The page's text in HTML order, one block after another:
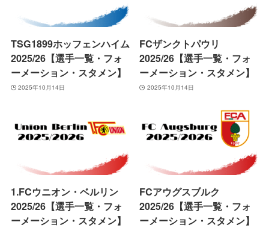
TSG1899ホッフェンハイム
2025/26【選手一覧・フォ
ーメーション・スタメン】
2025年10月14日
FCザンクトパウリ
2025/26【選手一覧・フォ
ーメーション・スタメン】
2025年10月14日
1.FCウニオン・ベルリン
2025/26【選手一覧・フォ
ーメーション・スタメン】
FCアウグスブルク
2025/26【選手一覧・フォ
ーメーション・スタメン】